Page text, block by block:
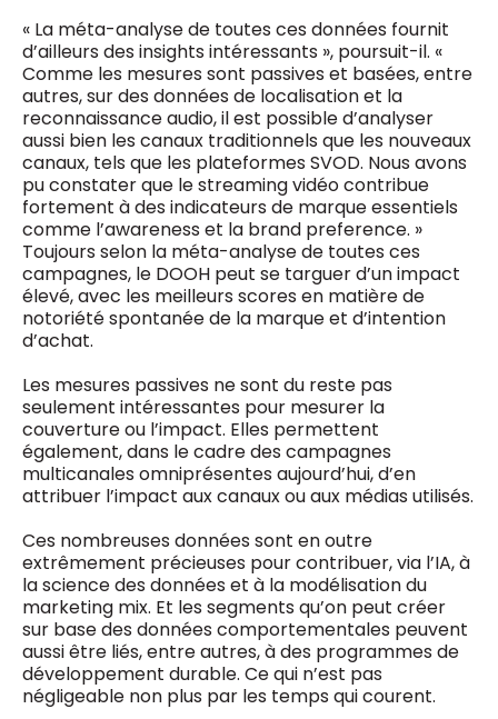
« La méta-analyse de toutes ces données fournit
d’ailleurs des insights intéressants », poursuit-il. «
Comme les mesures sont passives et basées, entre
autres, sur des données de localisation et la
reconnaissance audio, il est possible d’analyser
aussi bien les canaux traditionnels que les nouveaux
canaux, tels que les plateformes SVOD. Nous avons
pu constater que le streaming vidéo contribue
fortement à des indicateurs de marque essentiels
comme l’awareness et la brand preference. »
Toujours selon la méta-analyse de toutes ces
campagnes, le DOOH peut se targuer d’un impact
élevé, avec les meilleurs scores en matière de
notoriété spontanée de la marque et d’intention
d’achat.
Les mesures passives ne sont du reste pas
seulement intéressantes pour mesurer la
couverture ou l’impact. Elles permettent
également, dans le cadre des campagnes
multicanales omniprésentes aujourd’hui, d’en
attribuer l’impact aux canaux ou aux médias utilisés.
Ces nombreuses données sont en outre
extrêmement précieuses pour contribuer, via l’IA, à
la science des données et à la modélisation du
marketing mix. Et les segments qu’on peut créer
sur base des données comportementales peuvent
aussi être liés, entre autres, à des programmes de
développement durable. Ce qui n’est pas
négligeable non plus par les temps qui courent.